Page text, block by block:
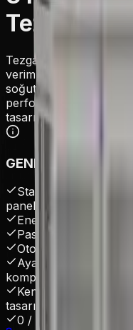
Tezgah Tipi
Tezgah tipi
verimliliği sağlayarak
soğutma ünitesi olarak
performansı,
tasarımıyla uzun
GENEL ÖZELLİKLER
Statik veya fanlı
paneli.
Enerji tasarruflu
Paslanmaz çelik iç ve
Otomatik defrost
Ayarlanabilir raf
kompresör.
Kendiliğinden
tasarım.
0 / +8 °C sıcaklık